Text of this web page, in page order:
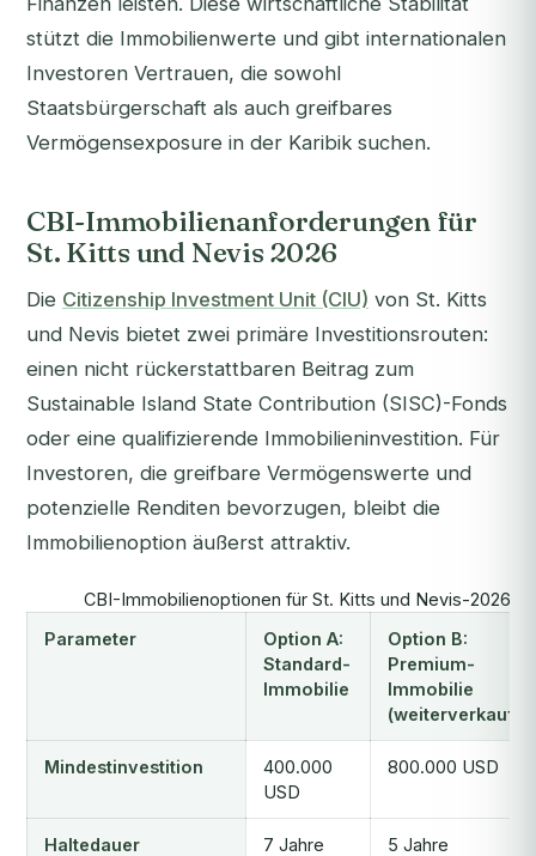
stützt die Immobilienwerte und gibt internationalen
Investoren Vertrauen, die sowohl
Staatsbürgerschaft als auch greifbares
Vermögensexposure in der Karibik suchen.
CBI-Immobilienanforderungen für
St. Kitts und Nevis 2026
Die Citizenship Investment Unit (CIU) von St. Kitts
und Nevis bietet zwei primäre Investitionsrouten:
einen nicht rückerstattbaren Beitrag zum
Sustainable Island State Contribution (SISC)-Fonds
oder eine qualifizierende Immobilieninvestition. Für
Investoren, die greifbare Vermögenswerte und
potenzielle Renditen bevorzugen, bleibt die
Immobilienoption äußerst attraktiv.
CBI-Immobilienoptionen für St. Kitts und Nevis-2026
Parameter
Option A:
Standard-
Immobilie
Option B:
Premium-
Immobilie
Mindestinvestition
400.000
USD
800.000 USD
Haltedauer 7 Jahre 5 Jahre